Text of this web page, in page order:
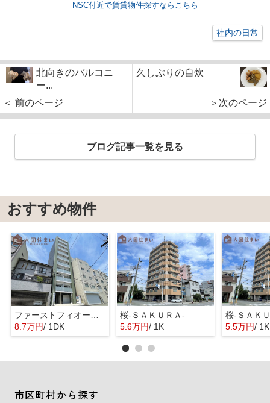
NSC付近で賃貸物件探すならこちら
社内の日常
北向きのバルコニ
ー...
＜ 前のページ
久しぶりの自炊
＞次のページ
ブログ記事一覧を見る
おすすめ物件
8.7万円/ 1DK
桜-ＳＡＫＵＲＡ-
5.6万円/ 1K
桜-ＳＡＫ
5.5万円/ 1K
市区町村から探す